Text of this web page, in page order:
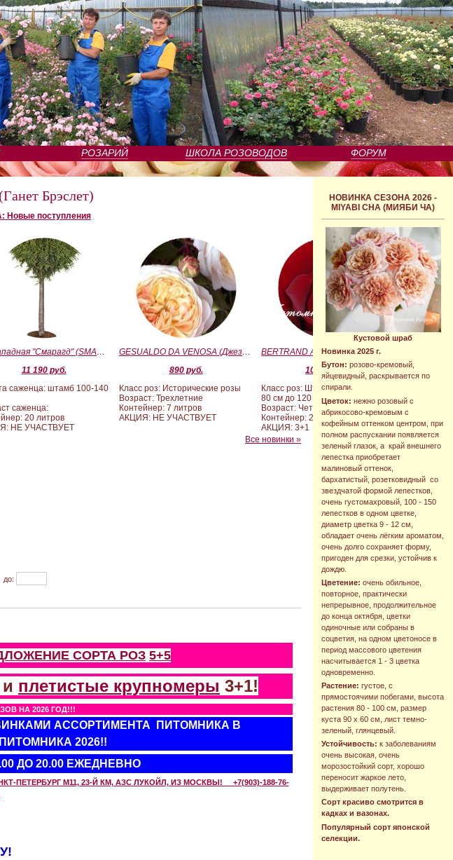
РОЗАРИЙ ШКОЛА РОЗОВОДОВ ФОРУМ
НОВИНКА СЕЗОНА 2026 -
MIYABI CHA (МИЯБИ ЧА)
Кустовой шраб
Новинка 2025 г.
Бутон: розово-кремовый,
яйцевидный, раскрывается по
спирали.
Цветок: нежно розовый с
абрикосово-кремовым с
кофейным оттенком центром, при
полном распускании появляется
зеленый глазок, а край внешнего
лепестка приобретает
малиновый оттенок,
бархатистый, розетковидный со
звездчатой формой лепестков,
очень густомахровый, 100 - 150
лепестков в одном цветке,
диаметр цветка 9 - 12 см,
обладает очень лёгким ароматом,
очень долго сохраняет форму,
пригоден для срезки, устойчив к
дождю.
Цветение: очень обильное,
повторное, практически
непрерывное, продолжительное
до конца октября, цветки
одиночные или собраны в
соцветия, на одном цветоносе в
период массового цветения
насчитывается 1 - 3 цветка
одновременно.
Растение: густое, с
прямостоячими побегами, высота
растения 80 - 100 см, размер
куста 90 х 60 см, лист темно-
зеленый, глянцевый.
Устойчивость: к заболеваниям
очень высокая, очень
морозостойкий сорт, хорошо
переносит жаркое лето,
выдерживает полутень.
Сорт красиво смотрится в
кадках и вазонах.
Популярный сорт японской
селекции.
Брэслет)
поступления
Туя западная "Смарагд" (SMARAGD) ШТАМБ 100-140
11 190 руб.
саженца: штамб 100-140
саженца:
20 литров
НЕ УЧАСТВУЕТ
GESUALDO DA VENOSA (Джезуальдо Ди Веноза)
890 руб.
Класс роз: Исторические розы
Возраст: Трехлетние
Контейнер: 7 литров
АКЦИЯ: НЕ УЧАСТВУЕТ
BERTRAND AMOUSSOU (Бертран Амуссу)
10 000 руб.
Класс роз: Штамбовые формы от
80 см до 120 см
Возраст: Четырех-пятилетние
Контейнер: 20 литров
АКЦИЯ: 3+1
Все новинки »
до:
СОРТА РОЗ 5+5
и плетистые крупномеры 3+1!
НА 2026 ГОД!!!
АССОРТИМЕНТА ПИТОМНИКА В
2026!!
ДО 20.00 ЕЖЕДНЕВНО
М11, 23-Й КМ, АЗС ЛУКОЙЛ, ИЗ МОСКВЫ! +7(903)-188-76-